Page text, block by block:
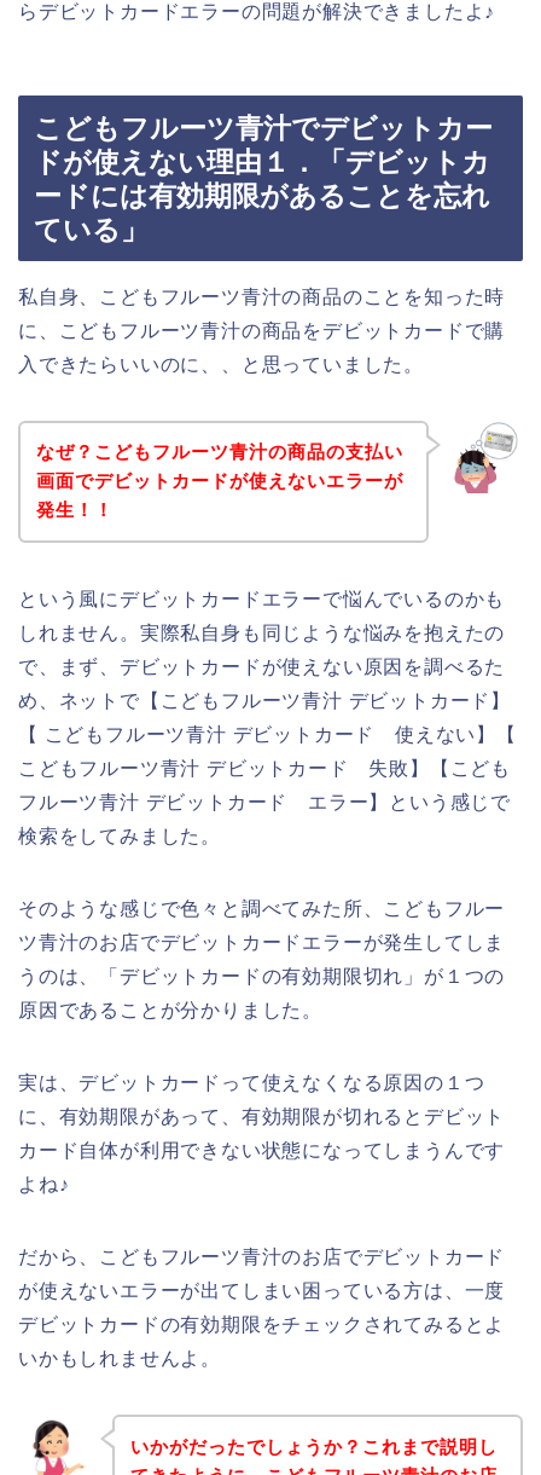
らデビットカードエラーの問題が解決できましたよ♪
こどもフルーツ青汁でデビットカー
ドが使えない理由１．「デビットカ
ードには有効期限があることを忘れ
ている」
私自身、こどもフルーツ青汁の商品のことを知った時
に、こどもフルーツ青汁の商品をデビットカードで購
入できたらいいのに、、と思っていました。
なぜ？こどもフルーツ青汁の商品の支払い
画面でデビットカードが使えないエラーが
発生！！
という風にデビットカードエラーで悩んでいるのかも
しれません。実際私自身も同じような悩みを抱えたの
で、まず、デビットカードが使えない原因を調べるた
め、ネットで【こどもフルーツ青汁 デビットカード】
【 こどもフルーツ青汁 デビットカード 使えない】【
こどもフルーツ青汁 デビットカード 失敗】【こども
フルーツ青汁 デビットカード エラー】という感じで
検索をしてみました。
そのような感じで色々と調べてみた所、こどもフルー
ツ青汁のお店でデビットカードエラーが発生してしま
うのは、「デビットカードの有効期限切れ」が１つの
原因であることが分かりました。
実は、デビットカードって使えなくなる原因の１つ
に、有効期限があって、有効期限が切れるとデビット
カード自体が利用できない状態になってしまうんです
よね♪
だから、こどもフルーツ青汁のお店でデビットカード
が使えないエラーが出てしまい困っている方は、一度
デビットカードの有効期限をチェックされてみるとよ
いかもしれませんよ。
いかがだったでしょうか？これまで説明し